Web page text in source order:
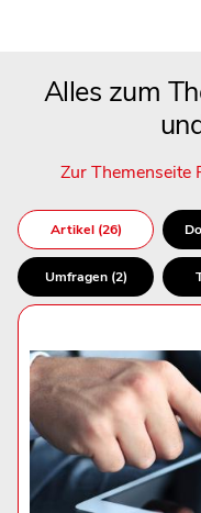
Alles zum
Zur Themenseite
Artikel (26)
Umfragen (2)